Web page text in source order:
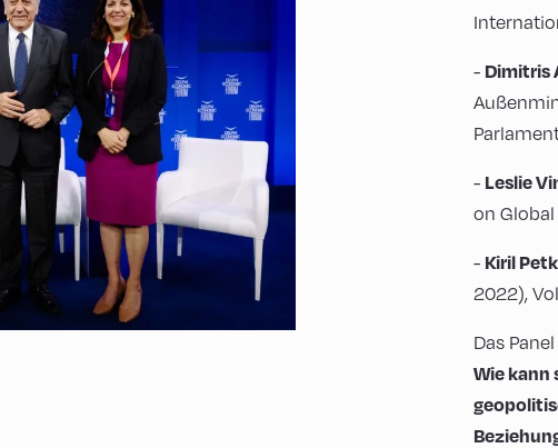
- Dimitris
- Leslie
on
- Kiril
2022),
Das
Wie kann